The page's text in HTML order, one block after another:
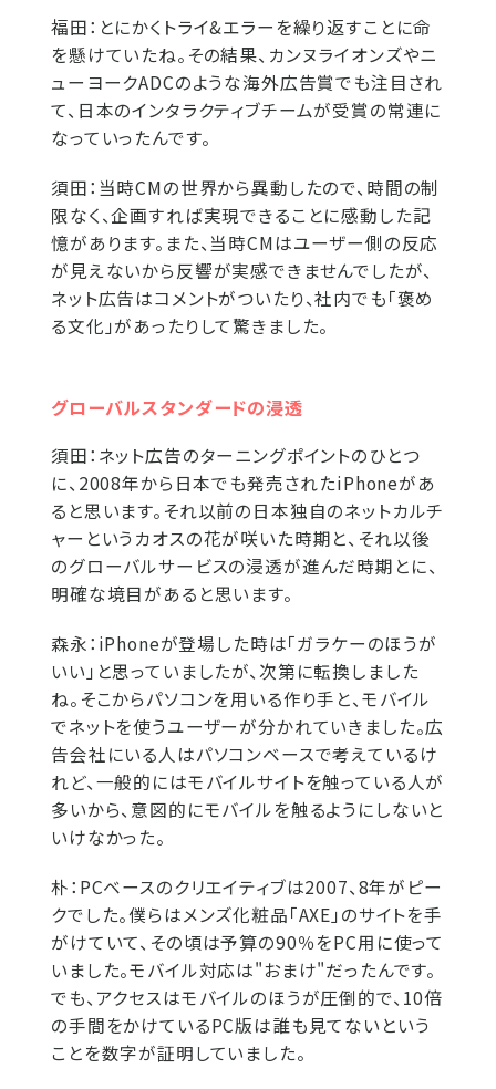
福田： とにかくトライ&エラーを繰り返すことに命
を懸けていたね。その結果、カンヌライオンズやニ
ューヨークADCのような海外広告賞でも注目され
て、日本のインタラクティブチームが受賞の常連に
なっていったんです。
須田： 当時CMの世界から異動したので、時間の制
限なく、企画すれば実現できることに感動した記
憶があります。また、当時CMはユーザー側の反応
が見えないから反響が実感できませんでしたが、
ネット広告はコメントがついたり、社内でも「褒め
る文化」があったりして驚きました。
グローバルスタンダードの浸透
須田： ネット広告のターニングポイントのひとつ
に、2008年から日本でも発売されたiPhoneがあ
ると思います。それ以前の日本独自のネットカルチ
ャーというカオスの花が咲いた時期と、それ以後
のグローバルサービスの浸透が進んだ時期とに、
明確な境目があると思います。
森永： iPhoneが登場した時は「ガラケーのほうが
いい」と思っていましたが、次第に転換しました
ね。そこからパソコンを用いる作り手と、モバイル
でネットを使うユーザーが分かれていきました。広
告会社にいる人はパソコンベースで考えているけ
れど、一般的にはモバイルサイトを触っている人が
多いから、意図的にモバイルを触るようにしないと
いけなかった。
朴： PCベースのクリエイティブは2007、8年がピー
クでした。僕らはメンズ化粧品「AXE」のサイトを手
がけていて、その頃は予算の90％をPC用に使って
いました。モバイル対応は"おまけ"だったんです。
でも、アクセスはモバイルのほうが圧倒的で、10倍
の手間をかけているPC版は誰も見てないという
ことを数字が証明していました。